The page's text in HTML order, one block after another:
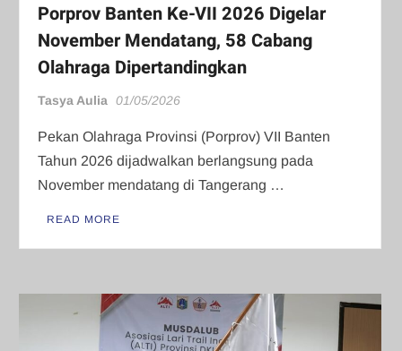
Porprov Banten Ke-VII 2026 Digelar
November Mendatang, 58 Cabang
Olahraga Dipertandingkan
Tasya Aulia 01/05/2026
Pekan Olahraga Provinsi (Porprov) VII Banten
Tahun 2026 dijadwalkan berlangsung pada
November mendatang di Tangerang …
READ MORE